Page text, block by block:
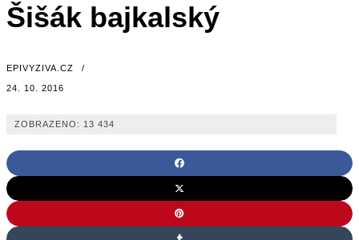
Šišák bajkalský
EPIVYZIVA.CZ /
24. 10. 2016
ZOBRAZENO: 13 434